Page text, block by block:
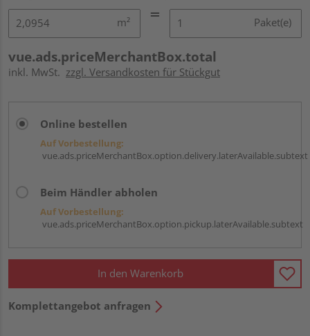
m² Paket(e)
vue.ads.priceMerchantBox.total
inkl. MwSt. zzgl. Versandkosten für Stückgut
Online bestellen
Auf Vorbestellung:
vue.ads.priceMerchantBox.option.delivery.laterAvailable.subtext
Beim Händler abholen
Auf Vorbestellung:
vue.ads.priceMerchantBox.option.pickup.laterAvailable.subtext
In den Warenkorb
Komplettangebot anfragen